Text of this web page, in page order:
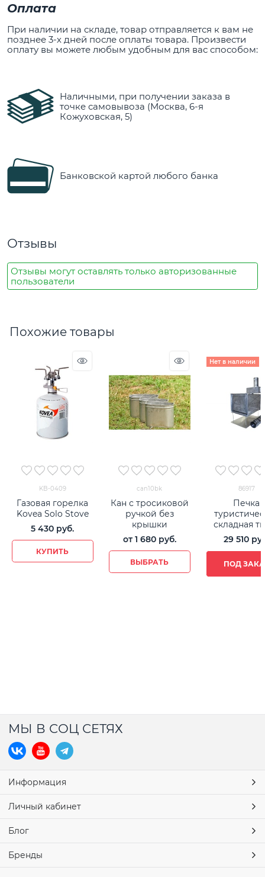
Оплата
При наличии на складе, товар отправляется к вам не
позднее 3-х дней после оплаты товара. Произвести
оплату вы можете любым удобным для вас способом:
Наличными, при получении заказа в
точке самовывоза (Москва, 6-я
Кожуховская, 5)
Банковской картой любого банка
Отзывы
Отзывы могут оставлять только авторизованные
пользователи
Похожие товары
KB-0409
Газовая горелка
Kovea Solo Stove
5 430 руб.
КУПИТЬ
can10bk
Кан с тросиковой
ручкой без
крышки
от 1 680 руб.
ВЫБРАТЬ
Нет в наличии
86917
Печка
складная
29 510
ПОД
МЫ В СОЦ СЕТЯХ
Информация
Личный кабинет
Блог
Бренды